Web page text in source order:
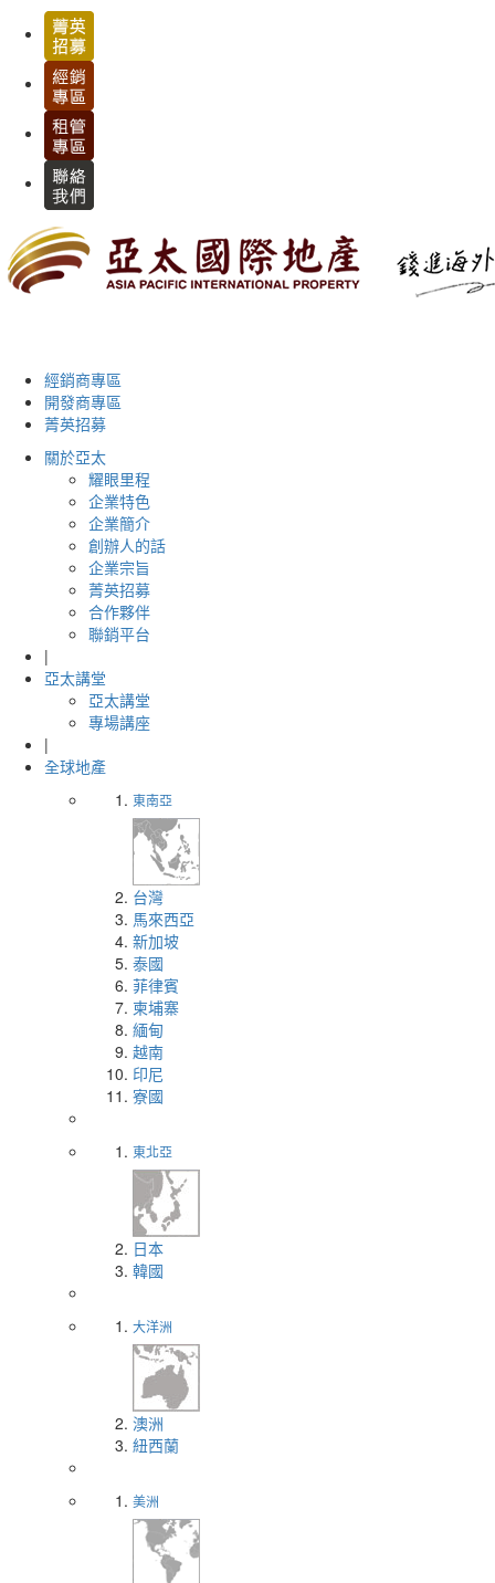
經銷商專區
開發商專區
菁英招募
關於亞太
耀眼里程
企業特色
企業簡介
創辦人的話
企業宗旨
菁英招募
合作夥伴
聯銷平台
|
亞太講堂
亞太講堂
專場講座
|
全球地產
東南亞
台灣
馬來西亞
新加坡
泰國
菲律賓
柬埔寨
緬甸
越南
印尼
寮國
東北亞
日本
韓國
大洋洲
澳洲
紐西蘭
美洲